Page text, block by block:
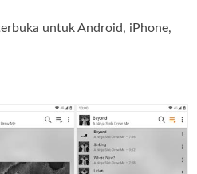
untuk Android, iPhone,